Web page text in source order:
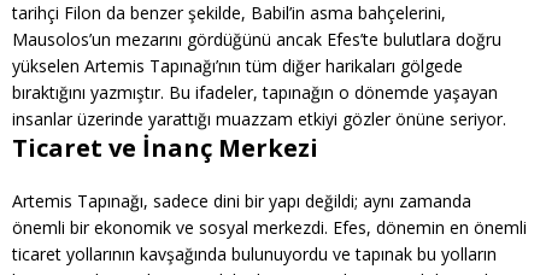
tarihçi Filon da benzer şekilde, Babil’in asma bahçelerini,
Mausolos’un mezarını gördüğünü ancak Efes’te bulutlara doğru
yükselen Artemis Tapınağı’nın tüm diğer harikaları gölgede
bıraktığını yazmıştır. Bu ifadeler, tapınağın o dönemde yaşayan
insanlar üzerinde yarattığı muazzam etkiyi gözler önüne seriyor.
Ticaret ve İnanç Merkezi
Artemis Tapınağı, sadece dini bir yapı değildi; aynı zamanda
önemli bir ekonomik ve sosyal merkezdi. Efes, dönemin en önemli
ticaret yollarının kavşağında bulunuyordu ve tapınak bu yolların